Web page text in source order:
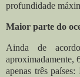
profundidade
Maior parte do
Ainda de
aproximadamente,
apenas três